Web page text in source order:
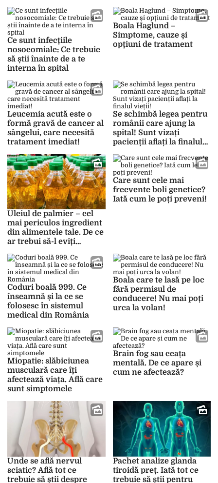
„Grăsimea pe care o
depunem nu este doar
un depozit, ci intervine
negativ asupra stării
noastre de sănătate”
Ce sunt infecțiile
nosocomiale: Ce trebuie
să știi înainte de a te
interna în spital
Boala Haglund –
Simptome, cauze și
opțiuni de tratament
Leucemia acută este o
formă gravă de cancer al
sângelui, care necesită
tratament imediat!
Se schimbă legea pentru
românii care ajung la
spital! Sunt vizați
pacienții aflați la finalul
Uleiul de palmier – cel
mai periculos ingredient
din alimentele tale. De ce
ar trebui să-l eviți
Care sunt cele mai
frecvente boli genetice?
Iată cum le poți preveni!
Coduri boală 999. Ce
înseamnă și la ce se
folosesc în sistemul
medical din România
Boala care te lasă pe loc
fără permisul de
conducere! Nu mai poți
urca la volan!
Miopatie: slăbiciunea
musculară care îți
afectează viața. Află care
sunt simptomele
Brain fog sau ceața
mentală. De ce apare și
cum ne afectează?
Unde se află nervul
sciatic? Află tot ce
trebuie să știi despre
Pachet analize glanda
tiroidă preț. Iată tot ce
trebuie să știi pentru